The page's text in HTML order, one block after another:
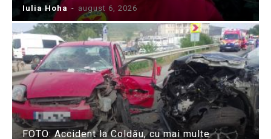
Iulia Hoha - august 6, 2026
FOTO: Accident la Coldău, cu mai multe